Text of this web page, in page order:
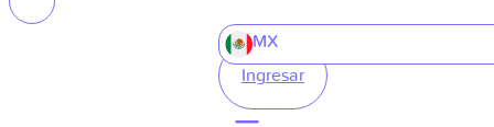
MX
Ingresar